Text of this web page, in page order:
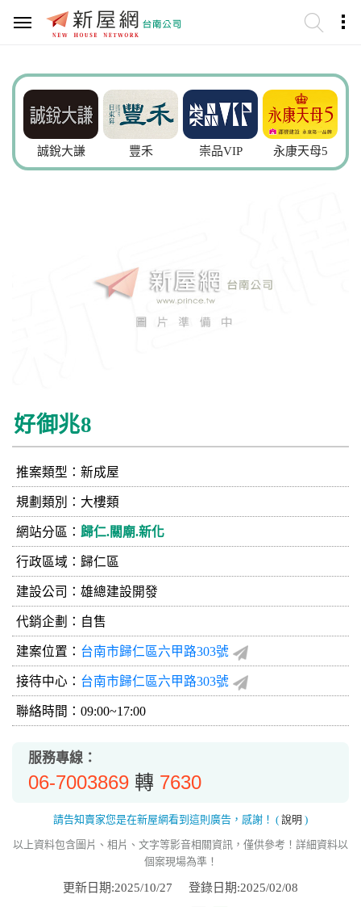
銳大謙 崇品VIP 永康天母5 鄰語堂5
好御兆8
推案類型：新成屋
規劃類別：大樓類
網站分區： 歸仁.關廟.新化
行政區域：歸仁區
建設公司： 雄總建設開發
代銷企劃：自售
建案位置： 台南市歸仁區六甲路303號
接待中心： 台南市歸仁區六甲路303號
聯絡時間：09:00~17:00
服務專線：
06-7003869 轉 7630
請告知賣家您是在新屋網看到這則廣告，感謝！ ( 說明 )
以上資料包含圖片、相片、文字等影音相關資訊，僅供參考！詳細資料以
個案現場為準！
更新日期:2025/10/27 登錄日期:2025/02/08